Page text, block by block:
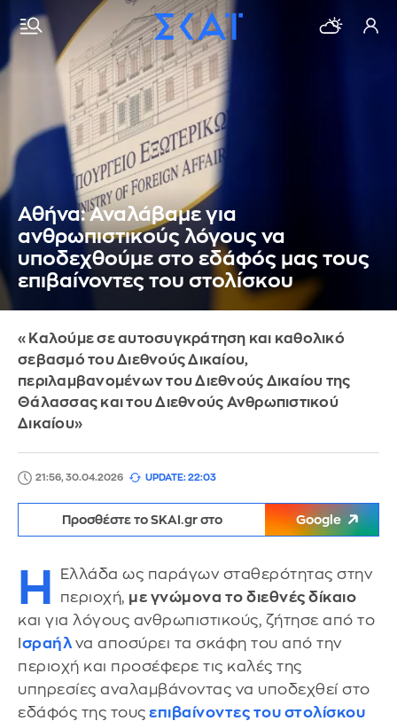
Αθήνα: Αναλάβαμε για
ανθρωπιστικούς λόγους να
υποδεχθούμε στο εδάφός μας τους
επιβαίνοντες του στολίσκου
«Καλούμε σε αυτοσυγκράτηση και καθολικό
σεβασμό του Διεθνούς Δικαίου,
περιλαμβανομένων του Διεθνούς Δικαίου της
Θάλασσας και του Διεθνούς Ανθρωπιστικού
Δικαίου»
21:56, 30.04.2026 UPDATE: 22:03
Προσθέστε το SKAI.gr στο Google
Η
Ελλάδα ως παράγων σταθερότητας στην
περιοχή, με γνώμονα το διεθνές δίκαιο
και για λόγους ανθρωπιστικούς, ζήτησε από το
σραήλ να αποσύρει τα σκάφη του από την
περιοχή και προσέφερε τις καλές της
υπηρεσίες αναλαμβάνοντας να υποδεχθεί στο
εδάφός της τους επιβαίνοντες του στολίσκου